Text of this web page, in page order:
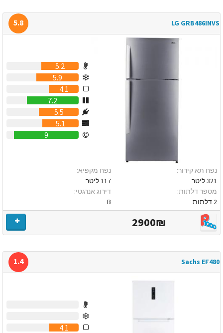
LG GRB486INVS
5.8
5.2
5.9
4.1
7.2
5.5
5.1
9
נפח תא קירור:
321 ליטר
מספר דלתות:
2 דלתות
נפח מקפיא:
117 ליטר
דירוג אנרגטי:
B
2900₪
Sachs EF480
1.4
4.1